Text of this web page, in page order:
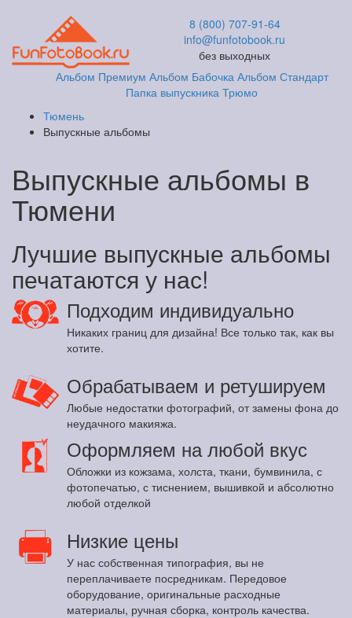
8 (800) 707-91-64
info@funfotobook.ru
без выходных
Альбом Премиум Альбом Бабочка Альбом Стандарт
Папка выпускника Трюмо
Тюмень
Выпускные альбомы
Выпускные альбомы в
Тюмени
Лучшие выпускные альбомы
печатаются у нас!
Подходим индивидуально
Никаких границ для дизайна! Все только так, как вы
хотите.
Обрабатываем и ретушируем
Любые недостатки фотографий, от замены фона до
неудачного макияжа.
Оформляем на любой вкус
Обложки из кожзама, холста, ткани, бумвинила, с
фотопечатью, с тиснением, вышивкой и абсолютно
любой отделкой
Низкие цены
У нас собственная типография, вы не
переплачиваете посредникам. Передовое
оборудование, оригинальные расходные
материалы, ручная сборка, контроль качества.